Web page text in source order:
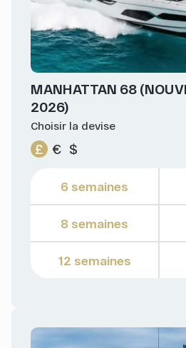
MANHATTAN 68
2026)
Choisir la devise
£ € $
6 semaines
8 semaines
12 semaines